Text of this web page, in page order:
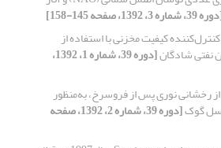
شماره 3، 1392، صفحه 145-158]
کیفیت مخزنی با استفاده از
نفتی شادگان [دوره 39، شماره 1، 1392،
رخشانی نوری پس از فروسرخ، به‌منظور
گوک [دوره 39، شماره 2، 1392، صفحه